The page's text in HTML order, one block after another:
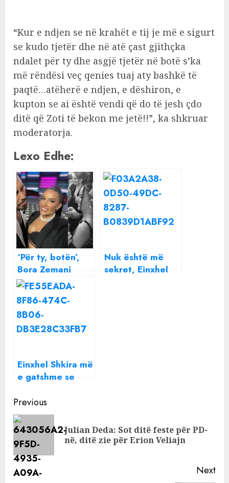
“Kur e ndjen se në krahët e tij je më e sigurt
se kudo tjetër dhe në atë çast gjithçka
ndalet për ty dhe asgjë tjetër në botë s’ka
më rëndësi veç qenies tuaj aty bashkë të
paqtë…atëherë e ndjen, e dëshiron, e
kupton se ai është vendi që do të jesh çdo
ditë që Zoti të bekon me jetë!!”, ka shkruar
moderatorja.
Lexo Edhe:
‘Për ty, botën’,
Bora Zemani
feston ditëlindjen
dhe ky është
urimi plot dashuri
nga Donald
Nuk është më
sekret, Einxhel
Einxhel Shkira më
e gatshme se
fëmijë me Dagz,
është momenti
Continue
Reading
Previous
Julian Deda: Sot ditë feste për PD-
në, ditë zie për Erion Veliajn
Next